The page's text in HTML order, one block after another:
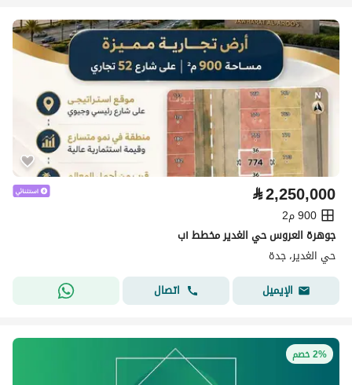
⃁2,250,000
900 م2
جوهرة العروس حي الغدير مخطط ١ب
حي الغدير، جدة
الإيميل
اتصال
2% خصم